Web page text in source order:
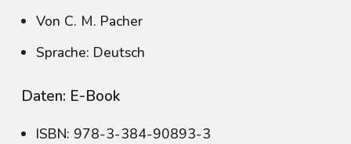
Von C. M. Pacher
Sprache: Deutsch
Daten: E-Book
ISBN: 978-3-384-90893-3